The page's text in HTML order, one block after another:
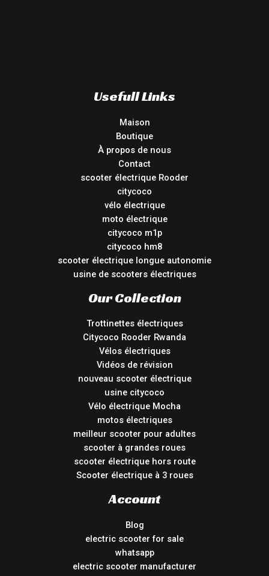
Usefull Links
Maison
Boutique
À propos de nous
Contact
scooter électrique Rooder
citycoco
vélo électrique
moto électrique
citycoco m1p
citycoco hm8
scooter électrique longue autonomie
usine de scooters électriques
Our Collection
Trottinettes électriques
Citycoco Rooder Rwanda
Vélos électriques
Vidéos de révision
nouveau scooter électrique
usine citycoco
Vélo électrique Mocha
motos électriques
meilleur scooter pour adultes
scooter à grandes roues
scooter électrique hors route
Scooter électrique à 3 roues
Account
Blog
electric scooter for sale
whatsapp
electric scooter manufacturer